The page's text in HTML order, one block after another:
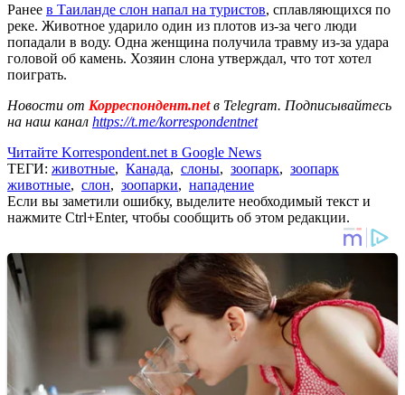
Ранее в Таиланде слон напал на туристов, сплавляющихся по
реке. Животное ударило один из плотов из-за чего люди
попадали в воду. Одна женщина получила травму из-за удара
головой об камень. Хозяин слона утверждал, что тот хотел
поиграть.
Новости от Корреспондент.netв Telegram. Подписывайтесь
на наш канал https://t.me/korrespondentnet
Читайте Korrespondent.net в Google News
ТЕГИ: животные, Канада, слоны, зоопарк, зоопарк
животные, слон, зоопарки, нападение
Если вы заметили ошибку, выделите необходимый текст и
нажмите Ctrl+Enter, чтобы сообщить об этом редакции.